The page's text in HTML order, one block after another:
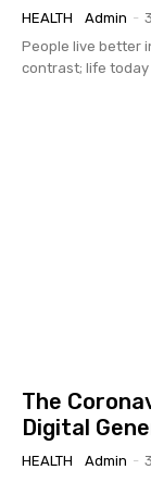
HEALTH Admin -
People live better
contrast; life today
The
Digital
HEALTH Admin -